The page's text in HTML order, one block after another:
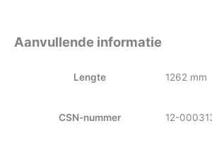
Aanvullende informatie
Lengte 1262 mm
CSN-nummer 12-